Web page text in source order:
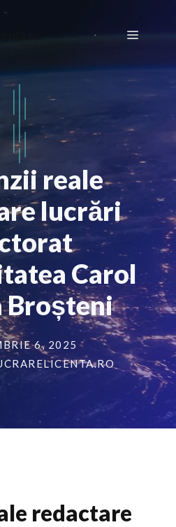
Meniu
reale
lucrări
Carol
Broșteni
6, 2025
redactare